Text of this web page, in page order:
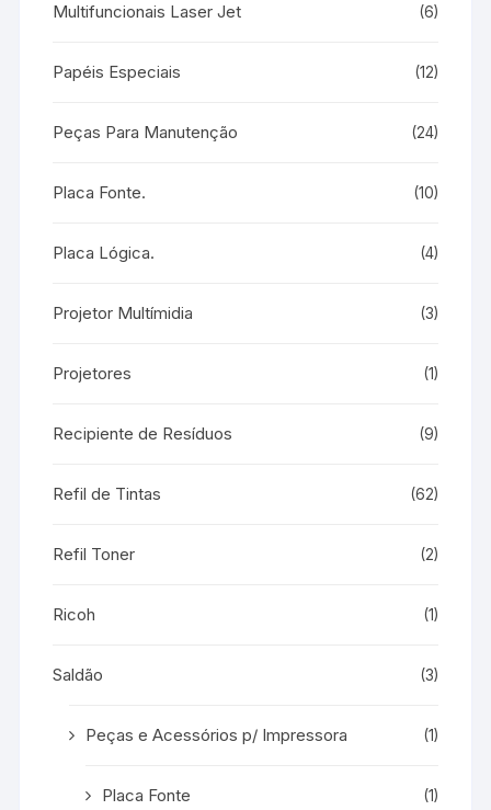
Multifuncionais Laser Jet (6)
Papéis Especiais (12)
Peças Para Manutenção (24)
Placa Fonte. (10)
Placa Lógica. (4)
Projetor Multímidia (3)
Projetores (1)
Recipiente de Resíduos (9)
Refil de Tintas (62)
Refil Toner (2)
Ricoh (1)
Saldão (3)
Peças e Acessórios p/ Impressora (1)
Placa Fonte (1)